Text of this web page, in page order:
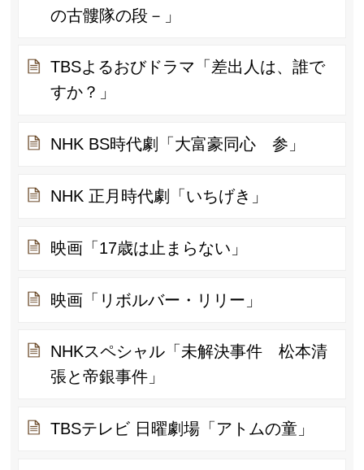
の古髏隊の段－」
TBSよるおびドラマ「差出人は、誰で
すか？」
NHK BS時代劇「大富豪同心 参」
NHK 正月時代劇「いちげき」
映画「17歳は止まらない」
映画「リボルバー・リリー」
NHKスペシャル「未解決事件 松本清
張と帝銀事件」
TBSテレビ 日曜劇場「アトムの童」